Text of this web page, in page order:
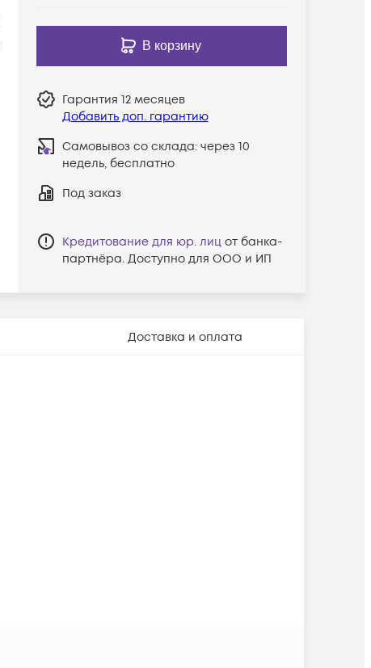
В корзину
Гарантия 12 месяцев
Добавить доп. гарантию
Самовывоз со склада: через 10
недель, бесплатно
Под заказ
Кредитование для юр. лиц от банка-
партнёра. Доступно для ООО и ИП
Доставка и оплата